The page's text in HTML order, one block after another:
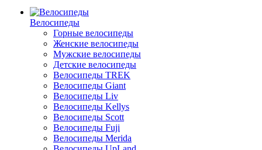
Велосипеды
Горные велосипеды
Женские велосипеды
Мужские велосипеды
Детские велосипеды
Велосипеды TREK
Велосипеды Giant
Велосипеды Liv
Велосипеды Kellys
Велосипеды Scott
Велосипеды Fuji
Велосипеды Merida